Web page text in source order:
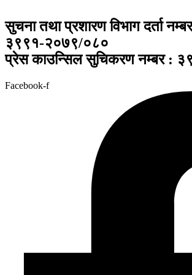
सुचना तथा प्रशारण विभाग दर्ता
३९९१-२०७९/०८०
प्रेस काउन्सिल सुचिकरण नम्बर :
Facebook-f